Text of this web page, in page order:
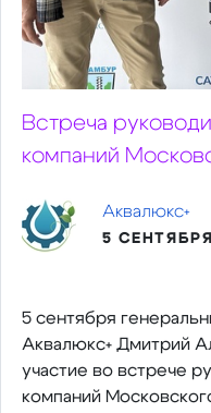
Встреча
компаний
Аквалюкс+
5
5 сентября
Аквалюкс+ Дмитрий
участие во встрече
компаний